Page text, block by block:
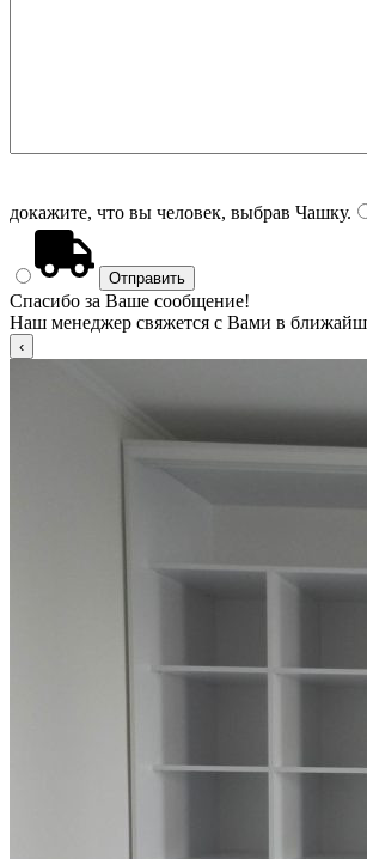
докажите, что вы человек, выбрав Чашку.
Спасибо за Ваше сообщение!
Наш менеджер свяжется с Вами в